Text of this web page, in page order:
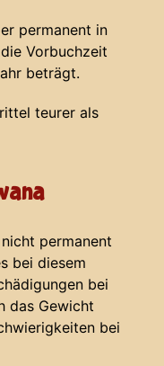
permanent in
Vorbuchzeit
beträgt.
teurer als
permanent
bei diesem
bei
das Gewicht
bei